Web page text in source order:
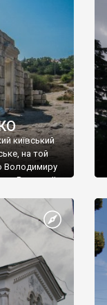
об’єкту
та
київський
на той
Володимиру
Василю ІІ,